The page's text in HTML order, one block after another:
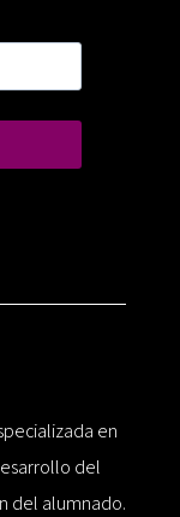
en
del
del alumnado.